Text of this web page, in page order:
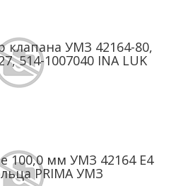
клапана УМЗ 42164-80,
514-1007040 INA LUK
100,0 мм УМЗ 42164 E4
PRIMA УМЗ